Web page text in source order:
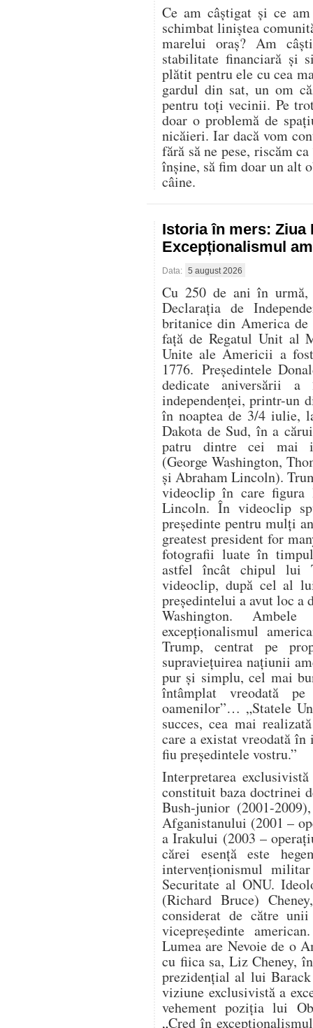
Ce am câștigat și ce
schimbat liniștea
marelui oraș? Am
stabilitate financiară și
plătit pentru ele cu cea
gardul din sat, un om
pentru toți vecinii. Pe
doar o problemă de
nicăieri. Iar dacă vom
fără să ne pese, riscăm
înșine, să fim doar un alt
câine.
Istoria în mers: Ziua
Excepționalismul
Data: 5 august 2026
Cu 250 de ani în
Declarația de
britanice din America de
față de Regatul Unit al
Unite ale Americii a
1776. Președintele
dedicate aniversării
independenței, printr-un
în noaptea de 3/4 iulie,
Dakota de Sud, în a
patru dintre cei mai
(George Washington,
și Abraham Lincoln).
videoclip în care figura
Lincoln. În videoclip
președinte pentru mulți
greatest president for
fotografii luate în
astfel încât chipul lui
videoclip, după cel al
președintelui a avut loc a
Washington.
excepționalismul
Trump, centrat pe
supraviețuirea națiunii
pur și simplu, cel mai
întâmplat vreodată
oamenilor”… „Statele
succes, cea mai
care a existat vreodată
fiu președintele vostru.”
Interpretarea
constituit baza doctrinei
Bush-junior (2001-
Afganistanului (2001 –
a Irakului (2003 –
cărei esență este
intervenționismul
Securitate al ONU.
(Richard Bruce)
considerat de către
vicepreședinte
Lumea are Nevoie de o
cu fiica sa, Liz Cheney,
prezidențial al lui Barack
viziune exclusivistă a
vehement poziția lui
„Cred în